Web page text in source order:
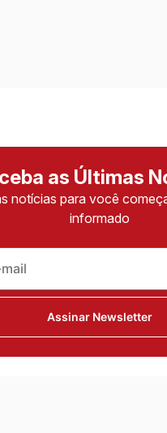
as Últimas
notícias para você
informado
Assinar Newsletter